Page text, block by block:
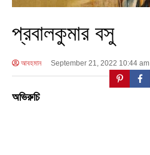
প্রবালকুমার বসু
আবহমান September 21, 2022 10:44 am
অভিরুচি